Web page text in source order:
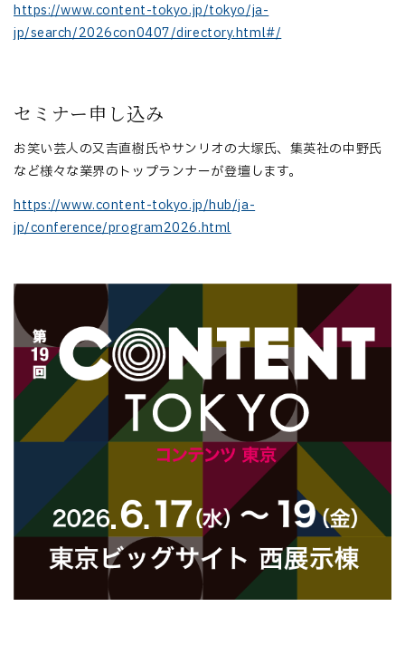
https://www.content-tokyo.jp/tokyo/ja-
jp/search/2026con0407/directory.html#/
セミナー申し込み
お笑い芸人の又吉直樹氏やサンリオの大塚氏、集英社の中野氏
など様々な業界のトップランナーが登壇します。
https://www.content-tokyo.jp/hub/ja-
jp/conference/program2026.html